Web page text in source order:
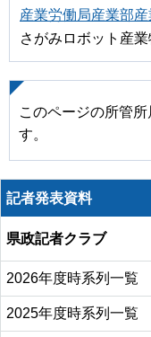
産業労働局産業部
さがみロボット産
このページの所管所
す。
記者発表資料
県政記者クラブ
2026年度時系列一覧
2025年度時系列一覧